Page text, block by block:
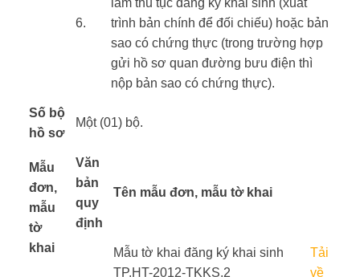
​6.
trình bản chính để đối chiếu) hoặc bản
sao có chứng thực (trong trường hợp
gửi hồ sơ quan đường bưu điện thì
nộp bản sao có chứng thực).
Số bộ
hồ sơ
Một (01) bộ.
Mẫu
đơn,
mẫu
tờ
khai
​Văn
bản
quy
định
Tên mẫu đơn, mẫu tờ khai
Mẫu tờ khai đăng ký khai sinh
TP.HT-2012-TKKS.2
Tải
về